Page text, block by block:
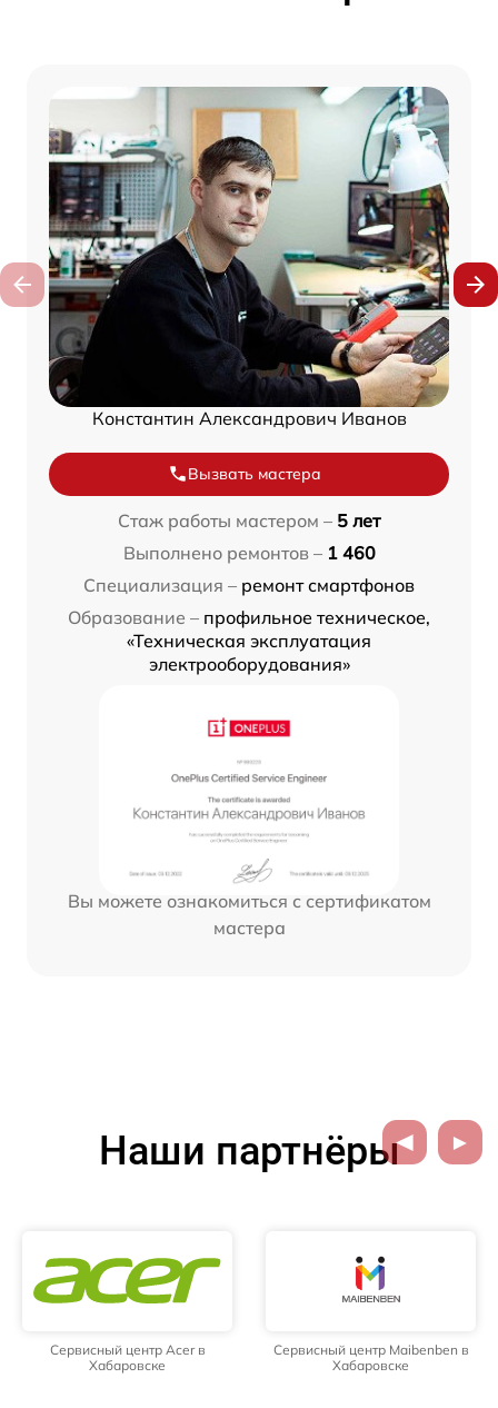
Константин Александрович Иванов
Вызвать мастера
Стаж работы мастером – 5 лет
Выполнено ремонтов – 1 460
Специализация – ремонт смартфонов
Образование – профильное техническое,
«Техническая эксплуатация
электрооборудования»
Вы можете ознакомиться с сертификатом
мастера
Наши партнёры
Сервисный центр Acer в
Хабаровске
Сервисный центр Maibenben в
Хабаровске